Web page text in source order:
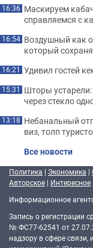
16:36 Маскируем
справляемся с
16:54 Воздушный как
который
16:21 Удивил гостей
15:31 Шторы
через стекло
13:18 Небанальный
виз, толп
Все новости
Политика | Экономика |
Авторское | Интересное
Информационное
Запись о регистрации
№ ФС77-62541 от
надзору в сфере